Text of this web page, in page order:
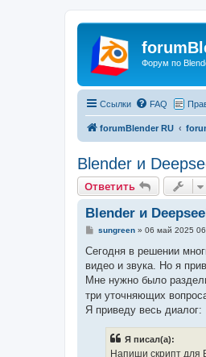
Форум по
Ссылки FAQ
forumBlender RU
Blender и
Ответить
Blender и
С
о
щ
е
и
е
sungreen» 06 май 2025
Сегодня в решении
видео и звука. Но я
Мне нужно было
три уточняющих
Я приведу весь диалог:
Я писал(а):
Напиши скрипт для